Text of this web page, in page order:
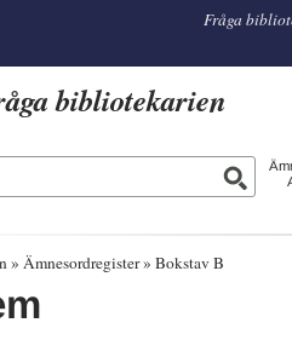
Fråga
bibliotekarien
Ämnesordregister Bokstav B